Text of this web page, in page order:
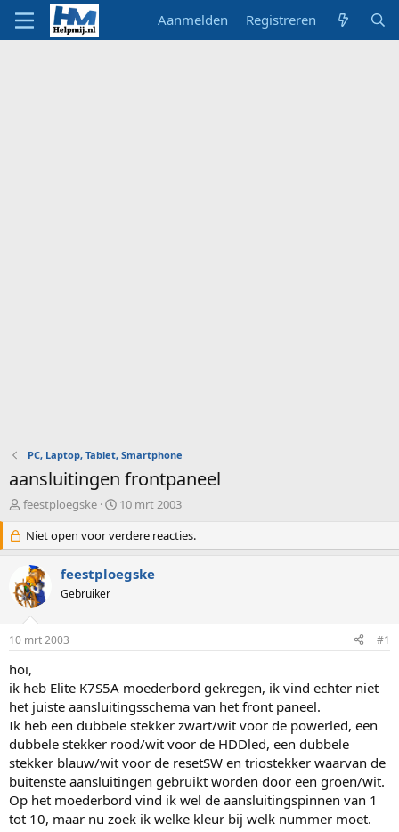
Aanmelden Registreren
PC, Laptop, Tablet, Smartphone
aansluitingen frontpaneel
O
d
e
w
e
s
t
a
r
t
e
r
feestploegske
S
a
r
d
m
10 mrt 2003
Niet open voor verdere reacties.
feestploegske
Gebruiker
10 mrt 2003 #1
hoi,
ik heb Elite K7S5A moederbord gekregen, ik vind echter niet
het juiste aansluitingsschema van het front paneel.
Ik heb een dubbele stekker zwart/wit voor de powerled, een
dubbele stekker rood/wit voor de HDDled, een dubbele
stekker blauw/wit voor de resetSW en triostekker waarvan de
buitenste aansluitingen gebruikt worden door een groen/wit.
Op het moederbord vind ik wel de aansluitingspinnen van 1
tot 10, maar nu zoek ik welke kleur bij welk nummer moet.